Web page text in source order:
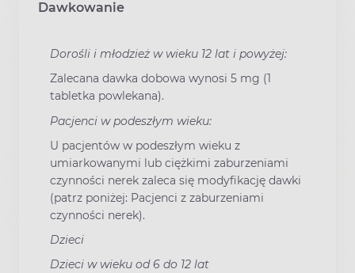
Dawkowanie
Dorośli i młodzież w wieku 12 lat i powyżej:
Zalecana dawka dobowa wynosi 5 mg (1
tabletka powlekana).
Pacjenci w podeszłym wieku:
U pacjentów w podeszłym wieku z
umiarkowanymi lub ciężkimi zaburzeniami
czynności nerek zaleca się modyfikację dawki
(patrz poniżej: Pacjenci z zaburzeniami
czynności nerek).
Dzieci
Dzieci w wieku od 6 do 12 lat